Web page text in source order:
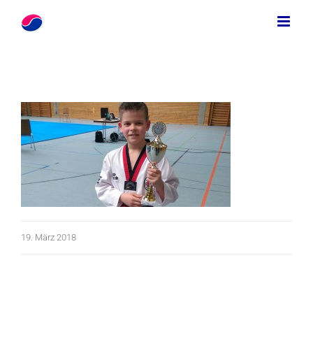
Zum
Inhalt
19. März 2018